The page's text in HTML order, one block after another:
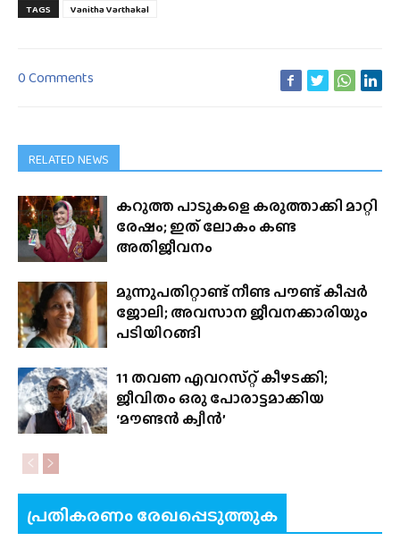
TAGS Vanitha Varthakal
0 Comments
RELATED NEWS
കറുത്ത പാടുകളെ കരുത്താക്കി മാറ്റി
രേഷം; ഇത് ലോകം കണ്ട
അതിജീവനം
മൂന്നുപതിറ്റാണ്ട് നീണ്ട പൗണ്ട് കീപ്പർ
ജോലി; അവസാന ജീവനക്കാരിയും
പടിയിറങ്ങി
11 തവണ എവറസ്‌റ്റ് കീഴടക്കി;
ജീവിതം ഒരു പോരാട്ടമാക്കിയ
‘മൗണ്ടൻ ക്വീൻ’
പ്രതികരണം രേഖപ്പെടുത്തുക